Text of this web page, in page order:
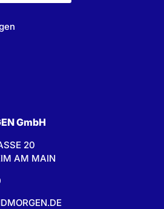
GmbH
20
AM MAIN